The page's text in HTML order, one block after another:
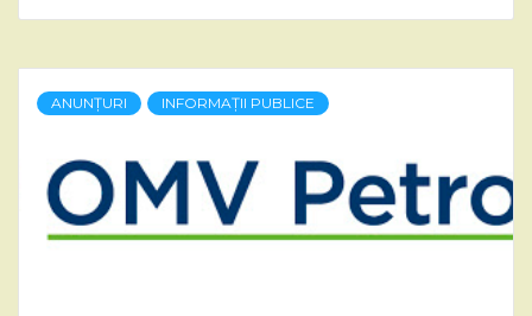
ANUNȚURI INFORMAȚII PUBLICE